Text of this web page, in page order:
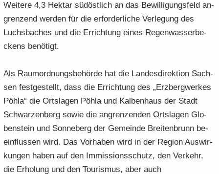
Wei­te­re 4,3 Hekt­ar süd­öst­lich an das Be­wil­li­gungs­feld an­
gren­zend wer­den für die er­for­der­li­che Ver­le­gung des
Luchs­ba­ches und die Er­rich­tung eines Re­gen­was­ser­be­
ckens be­nö­tigt.
Als Raum­ord­nungs­be­hör­de hat die Lan­des­di­rek­ti­on Sach­
sen fest­ge­stellt, dass die Er­rich­tung des „Erz­berg­wer­kes
Pöhla“ die Orts­la­gen Pöhla und Kal­ben­haus der Stadt
Schwar­zen­berg sowie die an­gren­zen­den Orts­la­gen Glo­
ben­stein und Son­ne­berg der Ge­mein­de Brei­ten­brunn be­
ein­flus­sen wird. Das Vor­ha­ben wird in der Re­gi­on Aus­wir­
kun­gen haben auf den Im­mis­si­ons­schutz, den Ver­kehr,
die Er­ho­lung und den Tou­ris­mus, aber auch